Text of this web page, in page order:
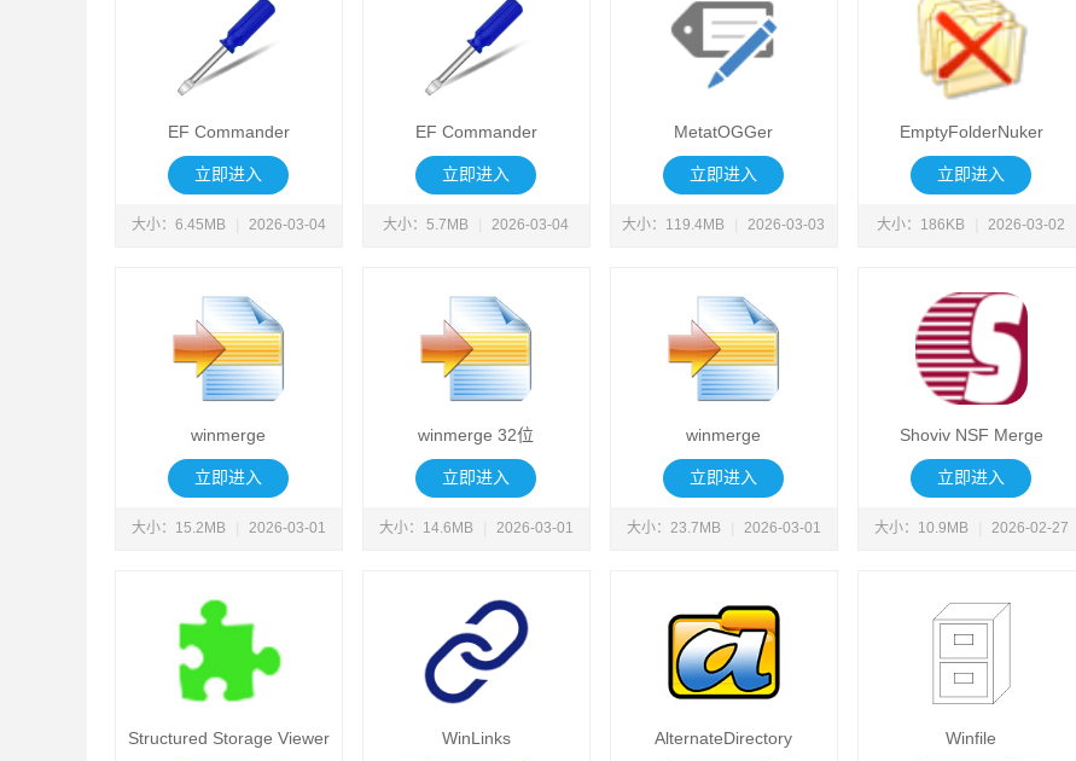
EF Commander
立即进入
大小：6.45MB 2026-03-04
EF Commander
立即进入
大小：5.7MB 2026-03-04
MetatOGGer
立即进入
大小：119.4MB 2026-03-03
EmptyFolderNuker
立即进入
大小：186KB 2026-03-02
winmerge
立即进入
大小：15.2MB 2026-03-01
winmerge 32位
立即进入
大小：14.6MB 2026-03-01
winmerge
立即进入
大小：23.7MB 2026-03-01
Shoviv NSF Merge
立即进入
大小：10.9MB 2026-02-27
Structured Storage Viewer WinLinks AlternateDirectory Winfile